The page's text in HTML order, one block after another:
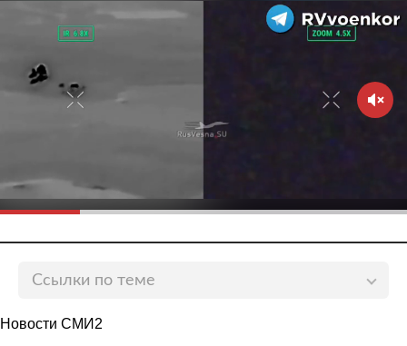
Ссылки по теме
казачьи обряды
Новости СМИ2